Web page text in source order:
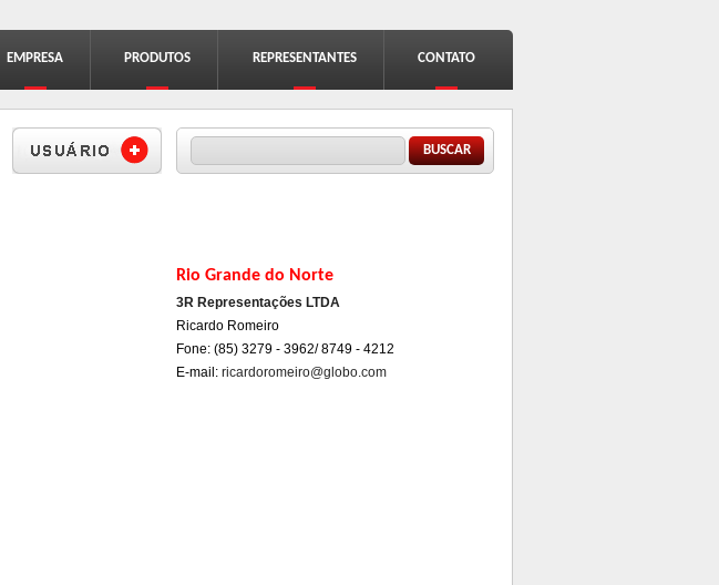
EMPRESA PRODUTOS REPRESENTANTES CONTATO
Rio Grande do Norte
3R Representações LTDA
Ricardo Romeiro
Fone: (85) 3279 - 3962/ 8749 - 4212
E-mail: ricardoromeiro@globo.com